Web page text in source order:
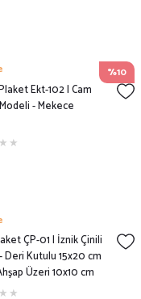
%10
Ekt-102 | Cam
- Mekece
ÇP-01 | İznik Çinili
Deri Kutulu 15x20 cm
Üzeri 10x10 cm
Modeli